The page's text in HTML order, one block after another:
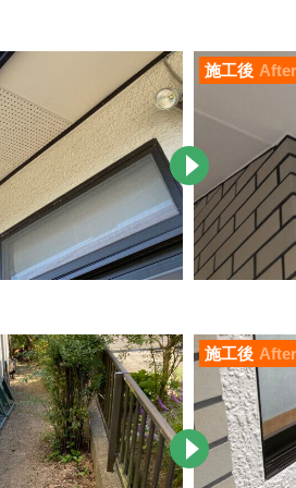
施工後 After
施工後 After